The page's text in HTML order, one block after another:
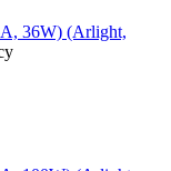
36W) (Arlight,